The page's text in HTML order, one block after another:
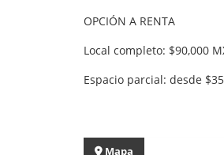
OPCIÓN A RENTA
Local completo: $90,000
Espacio parcial: desde
Mapa